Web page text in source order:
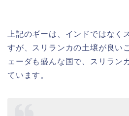
上記のギーは、インドではなく
すが、スリランカの土壌が良い
ェーダも盛んな国で、スリラン
ています。